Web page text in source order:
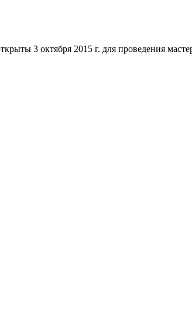
3 октября 2015 г. для проведения